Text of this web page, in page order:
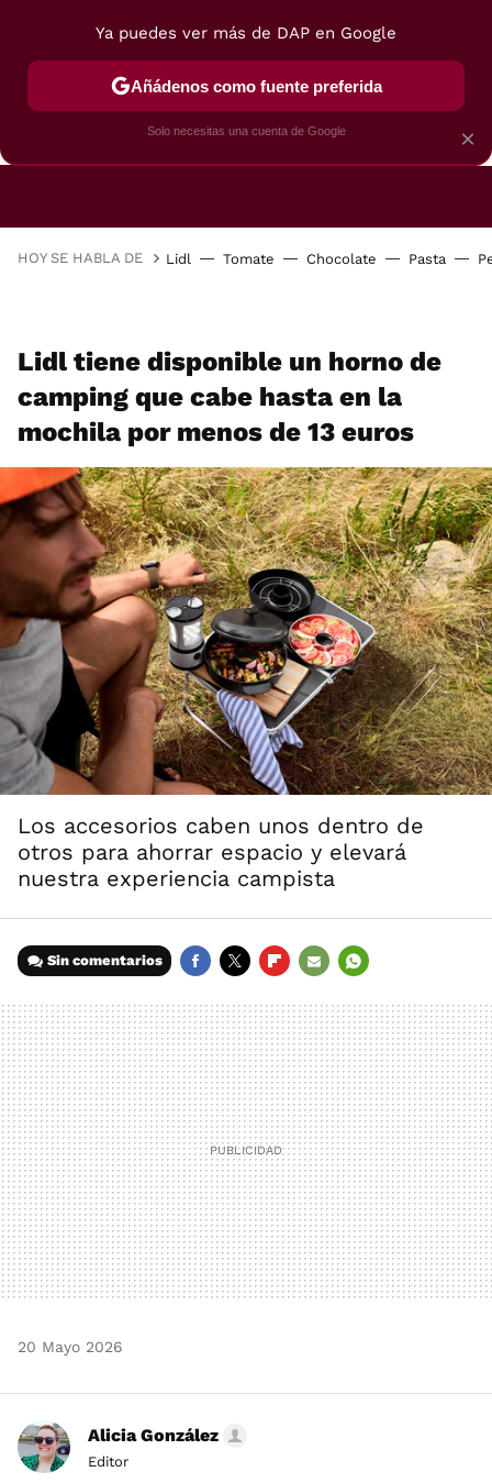
FREIDORAS DE AIRE GUÍAS DE
HOY SE HABLA DE Lidl Tomate Chocolate Pasta
Lidl tiene disponible un horno de
camping que cabe hasta en la
mochila por menos de 13 euros
Los accesorios caben unos dentro de
otros para ahorrar espacio y elevará
nuestra experiencia campista
Sin comentarios
MAIL
20 Mayo 2026
Alicia González
Editor
×
Ya puedes ver más de DAP en Google
Añádenos como fuente preferida
Solo necesitas una cuenta de Google